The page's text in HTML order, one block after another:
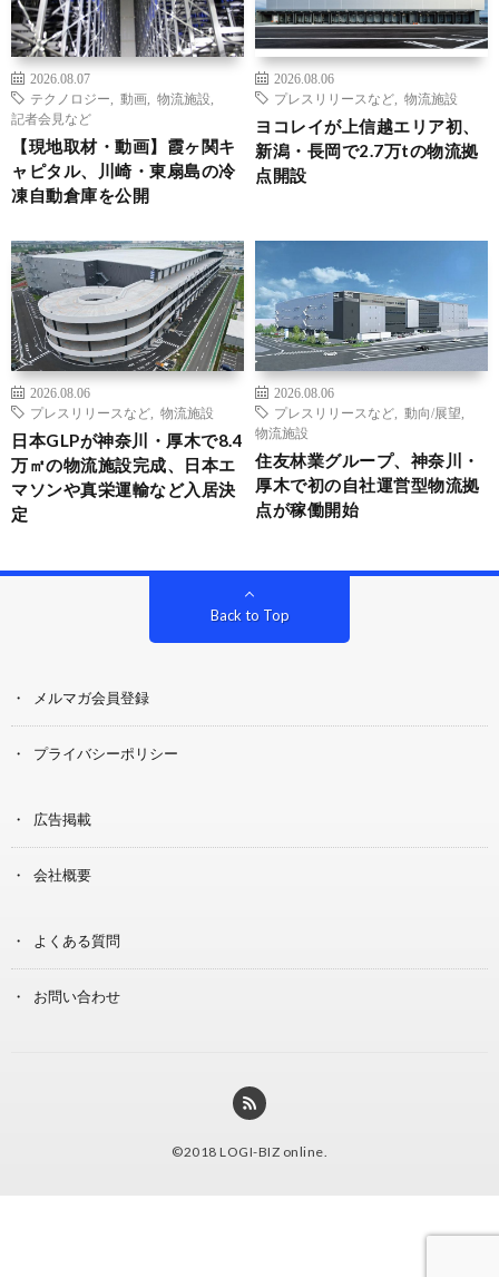
2026.08.07
テクノロジー
動画 物流施設
記者会見など
【現地取材・動画】霞ヶ関キ
ャピタル、川崎・東扇島の冷
凍自動倉庫を公開
2026.08.06
プレスリリースなど
物流施設
ヨコレイが上信越エリア初、
新潟・長岡で2.7万tの物流拠
点開設
2026.08.06
プレスリリースなど
物流施設
日本GLPが神奈川・厚木で8.4
万㎡の物流施設完成、日本エ
マソンや真栄運輸など入居決
定
2026.08.06
プレスリリースなど
動向/展望
物流施設
住友林業グループ、神奈川・
厚木で初の自社運営型物流拠
点が稼働開始
Back to Top
メルマガ会員登録
プライバシーポリシー
広告掲載
会社概要
よくある質問
お問い合わせ
©2018 LOGI-BIZ online.